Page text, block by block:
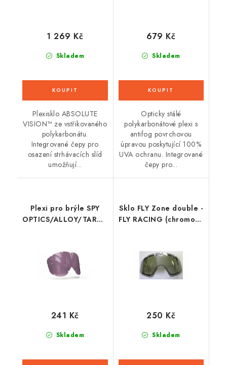
Skladem
1 269 Kč
Plexisklo ABSOLUTE
VISION™ ze vstřikovaného
polykarbonátu.
Integrované čepy pro
osazení strhávacích slíd
umožňují...
Skladem
679 Kč
Opticky stálé
polykarbonátové plexi s
antifog povrchovou
úpravou poskytující 100%
UVA ochranu. Integrované
čepy pro...
Plexi pro brýle SPY
OPTICS/ALLOY/TARGA,
Skladem
241 Kč
Sklo FLY Zone double -
FLY RACING (chromově
Skladem
250 Kč